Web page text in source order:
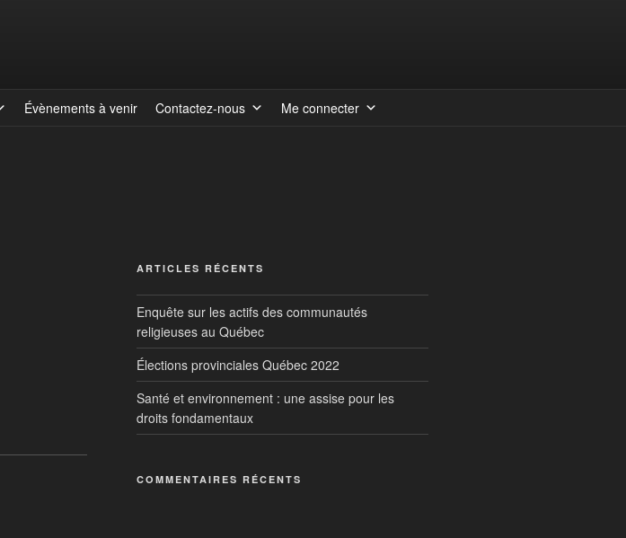
Évènements à venir Contactez-nous Me connecter
ARTICLES RÉCENTS
Enquête sur les actifs des communautés
religieuses au Québec
Élections provinciales Québec 2022
Santé et environnement : une assise pour les
droits fondamentaux
COMMENTAIRES RÉCENTS